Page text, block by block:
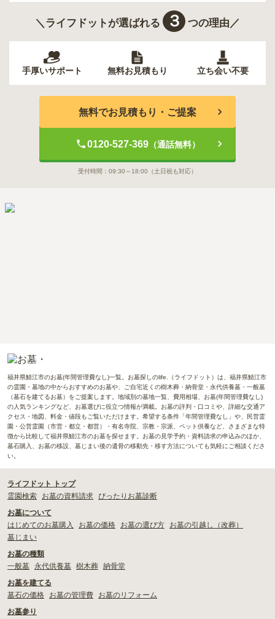
＼ライフドットが選ばれる ３ つの理由／
手厚いサポート 無料お見積もり 立ち会い不要
無料でお見積もり・ご提案
0120-527-369（通話無料）
受付時間： 09:30～18:00 （土日祝も対応）
福井県鯖江市のお墓(年間管理費なし)一覧。お墓探しのlife.（ライフドット）は、福井県鯖江市
の霊園・墓地の中からおすすめのお墓や、ご自宅近くの樹木葬・納骨堂・永代供養墓・一般墓
（墓石を建てるお墓）をご提案します。地域別の墓地一覧、費用相場、お墓(年間管理費なし)
の人気ランキングなど、お墓選びに役立つ情報が満載。お墓の評判・口コミや、詳細な交通ア
クセス・地図、料金・値段もご覧いただけます。希望する条件「年間管理費なし」や、民営霊
園・公営霊園（市営・都立・都営）・有名寺院、宗教・宗派、ペット供養など、さまざまな特
徴から比較して福井県鯖江市のお墓を探せます。お墓の見学予約・資料請求の申込みのほか、
墓石購入、お墓の移設、墓じまい後の遺骨の移動先・移す方法についても気軽にご相談くださ
い。
ライフドット トップ
霊園検索
お墓の資料請求 ぴったりお墓診断
お墓について
はじめてのお墓購入
お墓の価格 お墓の選び方
お墓の引越し（改葬）
墓じまい
お墓の種類
一般墓
永代供養墓 樹木葬 納骨堂
お墓を建てる
墓石の価格
お墓の管理費
お墓のリフォーム
お墓参り